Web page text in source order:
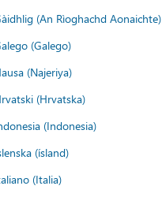
(An Rìoghachd Aonaichte)
(Galego)
(Najeriya)
(Hrvatska)
(Indonesia)
(ísland)
(Italia)